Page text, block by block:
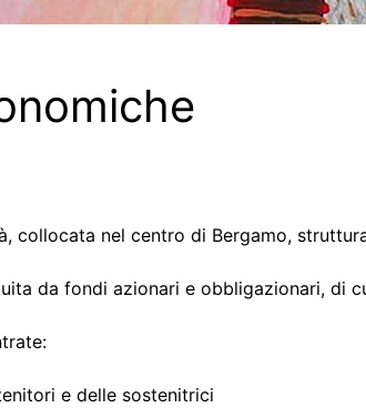
collocata nel centro di Bergamo,
da fondi azionari e obbligazionari, di
e delle sostenitrici